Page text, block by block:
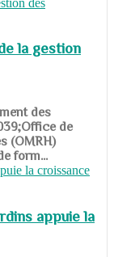
la gestion
des
de
(OMRH)
form...
appuie la